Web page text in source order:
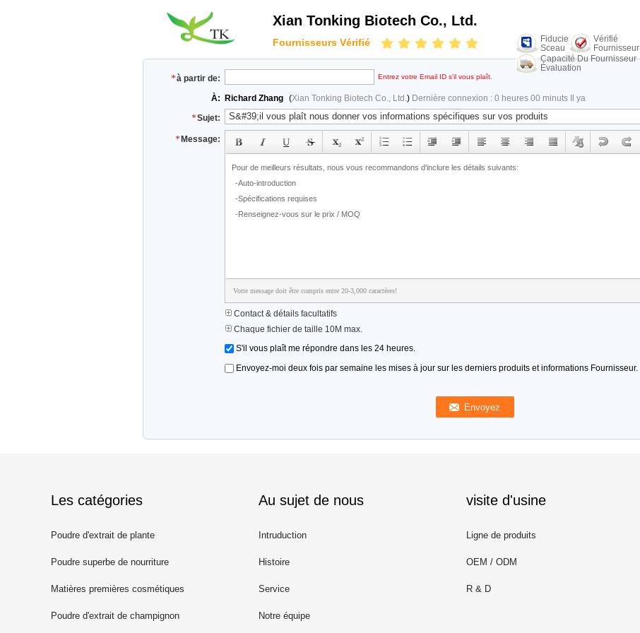
Xian Tonking Biotech Co., Ltd.
Fournisseurs Vérifié
Fiducie
Sceau
Vérifié
Fournisseur
Capacité Du Fournisseur
Évaluation
à partir de:
Entrez votre Email ID s'il vous plaît.
À: Richard Zhang (Xian Tonking Biotech Co., Ltd.) Dernière connexion : 0 heures 00 minuts Il ya
Sujet:
Message:
Votre message doit être compris entre 20-3,000 caractères!
Contact & détails facultatifs
Chaque fichier de taille 10M max.
S'il vous plaît me répondre dans les 24 heures.
Envoyez-moi deux fois par semaine les mises à jour sur les derniers produits et informations Fournisseur.
Les catégories
Poudre d'extrait de plante
Poudre superbe de nourriture
Matières premières cosmétiques
Poudre d'extrait de champignon
Au sujet de nous
Intruduction
Histoire
Service
Notre équipe
visite d'usine
Ligne de produits
OEM / ODM
R & D